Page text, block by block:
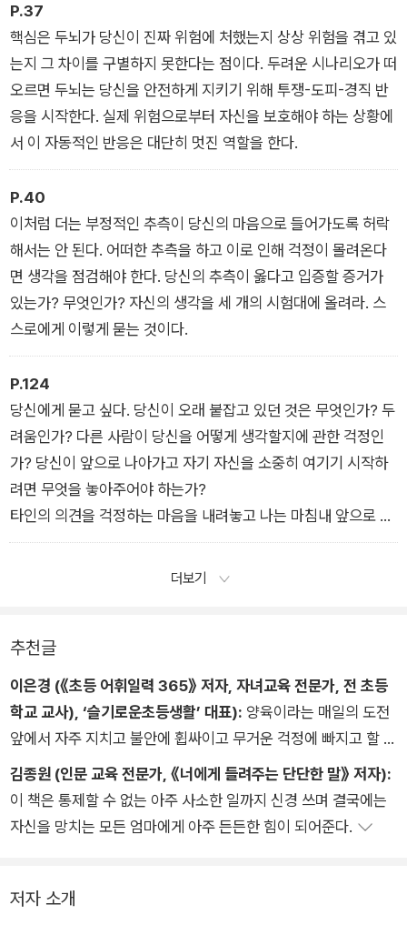
P.37
핵심은 두뇌가 당신이 진짜 위험에 처했는지 상상 위험을 겪고 있
는지 그 차이를 구별하지 못한다는 점이다. 두려운 시나리오가 떠
오르면 두뇌는 당신을 안전하게 지키기 위해 투쟁-도피-경직 반
응을 시작한다. 실제 위험으로부터 자신을 보호해야 하는 상황에
서 이 자동적인 반응은 대단히 멋진 역할을 한다.
P.40
이처럼 더는 부정적인 추측이 당신의 마음으로 들어가도록 허락
해서는 안 된다. 어떠한 추측을 하고 이로 인해 걱정이 몰려온다
면 생각을 점검해야 한다. 당신의 추측이 옳다고 입증할 증거가
있는가? 무엇인가? 자신의 생각을 세 개의 시험대에 올려라. 스
스로에게 이렇게 묻는 것이다.
P.124
당신에게 묻고 싶다. 당신이 오래 붙잡고 있던 것은 무엇인가? 두
려움인가? 다른 사람이 당신을 어떻게 생각할지에 관한 걱정인
가? 당신이 앞으로 나아가고 자기 자신을 소중히 여기기 시작하
려면 무엇을 놓아주어야 하는가?
타인의 의견을 걱정하는 마음을 내려놓고 나는 마침내 앞으로 나
아갈 여유를 얻었다.
더보기
추천글
이은경 (《초등 어휘일력 365》 저자, 자녀교육 전문가, 전 초등
학교 교사), ‘슬기로운초등생활’ 대표): 양육이라는 매일의 도전
앞에서 자주 지치고 불안에 휩싸이고 무거운 걱정에 빠지고 할 일
을 제대로 못하고 있는 듯한 열등감에 사로잡힌 부모라면, 『엄마
의 멘탈 수업』을 통해 다시 평안함과 자신감을 얻게 될 거라 확신
한다.
김종원 (인문 교육 전문가, 《너에게 들려주는 단단한 말》 저자):
이 책은 통제할 수 없는 아주 사소한 일까지 신경 쓰며 결국에는
자신을 망치는 모든 엄마에게 아주 든든한 힘이 되어준다.
저자 소개